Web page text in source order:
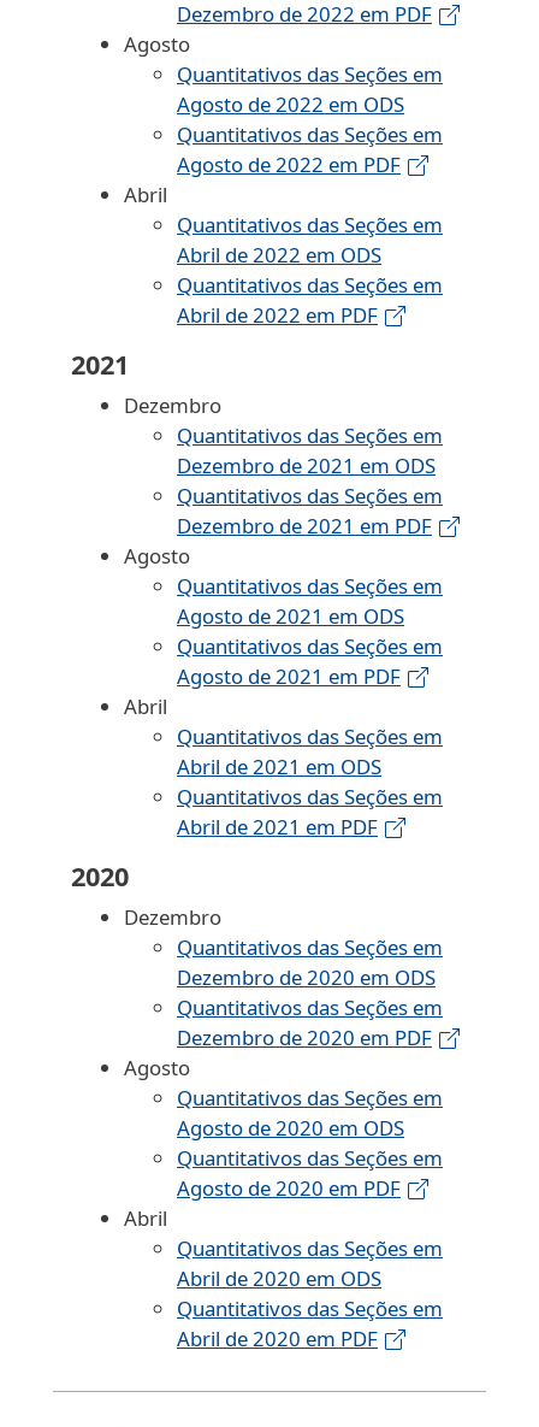
Dezembro de 2022 em PDF
Agosto
Quantitativos das Seções em
Agosto de 2022 em ODS
Quantitativos das Seções em
Agosto de 2022 em PDF
Abril
Quantitativos das Seções em
Abril de 2022 em ODS
Quantitativos das Seções em
Abril de 2022 em PDF
2021
Dezembro
Quantitativos das Seções em
Dezembro de 2021 em ODS
Quantitativos das Seções em
Dezembro de 2021 em PDF
Agosto
Quantitativos das Seções em
Agosto de 2021 em ODS
Quantitativos das Seções em
Agosto de 2021 em PDF
Abril
Quantitativos das Seções em
Abril de 2021 em ODS
Quantitativos das Seções em
Abril de 2021 em PDF
2020
Dezembro
Quantitativos das Seções em
Dezembro de 2020 em ODS
Quantitativos das Seções em
Dezembro de 2020 em PDF
Agosto
Quantitativos das Seções em
Agosto de 2020 em ODS
Quantitativos das Seções em
Agosto de 2020 em PDF
Abril
Quantitativos das Seções em
Abril de 2020 em ODS
Quantitativos das Seções em
Abril de 2020 em PDF